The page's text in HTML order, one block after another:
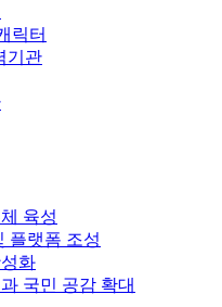
릭터
기관
육성
플랫폼 조성
화
국민 공감 확대